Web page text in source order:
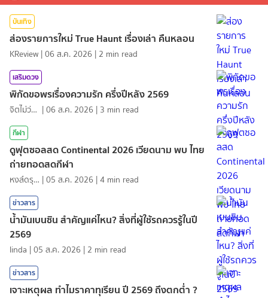
บันเทิง
ส่องรายการใหม่ True Haunt เรื่องเล่า คืนหลอน
KReview |06 ส.ค. 2026 | 2 min read
เสริมดวง
พิกัดขอพรเรื่องความรัก ครึ่งปีหลัง 2569
จิตไม่ว่าง |06 ส.ค. 2026 | 3 min read
กีฬา
ดูฟุตซอลสด Continental 2026 เวียดนาม พบ ไทย
ถ่ายทอดสดกีฬา
หงส์ดรุณ |05 ส.ค. 2026 |4 min read
ข่าวสาร
น้ำมันเบนซิน สำคัญแค่ไหน? สิ่งที่ผู้ใช้รถควรรู้ในปี
2569
linda |05 ส.ค. 2026 | 2 min read
ข่าวสาร
เจาะเหตุผล ทำไมราคาทุเรียน ปี 2569 ถึงตกต่ำ ?